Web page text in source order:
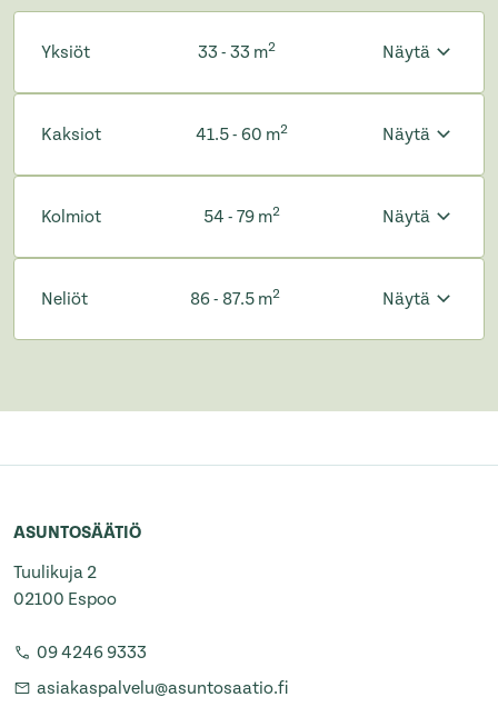
Yksiöt 33 - 33 m2 Näytä
Kaksiot 41.5 - 60 m2 Näytä
Kolmiot 54 - 79 m2 Näytä
Neliöt 86 - 87.5 m2 Näytä
ASUNTOSÄÄTIÖ
Tuulikuja 2
02100 Espoo
09 4246 9333
asiakaspalvelu@asuntosaatio.fi